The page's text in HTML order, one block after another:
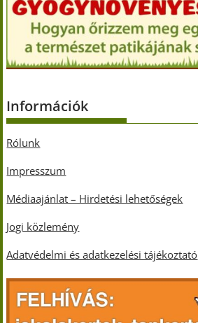
Információk
Rólunk
Impresszum
Médiaajánlat – Hirdetési lehetőségek
Jogi közlemény
Adatvédelmi és adatkezelési tájékoztató